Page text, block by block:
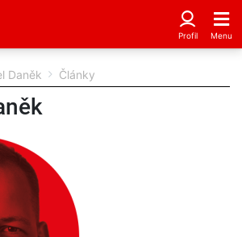
Daněk Články